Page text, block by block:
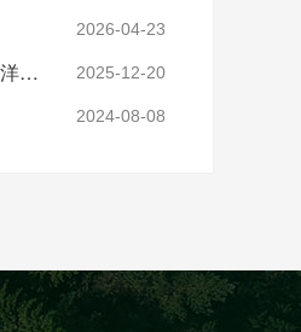
2026-04-23
实力铸就信任，匠心连接未来——全景透视河南太平洋电缆厂 2025-12-20
2024-08-08